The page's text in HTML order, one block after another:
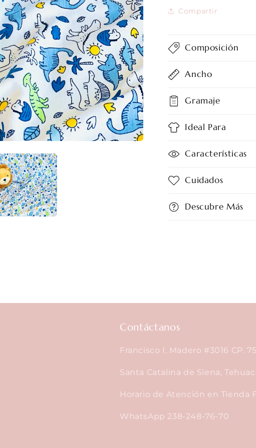
Compartir
Composición
Ancho
Gramaje
Ideal Para
Características
Cuidados
Descubre Más
Contáctanos
Francisco I. Madero #3016 CP.
Santa Catalina de Siena,
Horario de Atención en Tienda
WhatsApp 238-248-76-70